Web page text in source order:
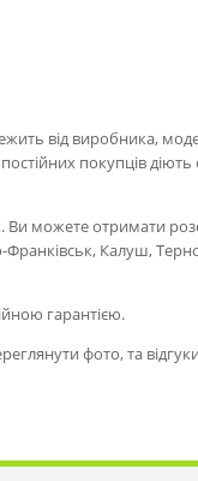
від виробника,
покупців діють
можете отримати
Франківськ, Калуш,
гарантією.
фото, та